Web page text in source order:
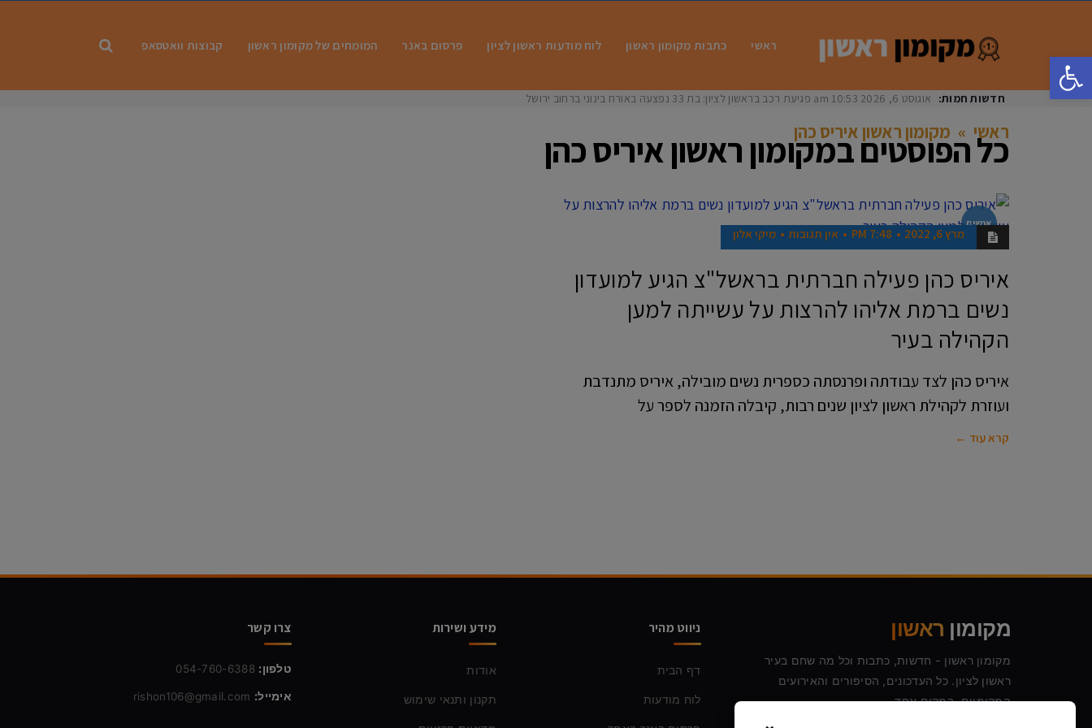
פתח סרגל נגישות
ראשי כתבות מקומון ראשון לוח מודעות ראשון לציון פרסום באנר המומחים של מקומון ראשון קבוצות וואטסאפ
חדשות חמות: אוגוסט 6, 2026 10:53 am פגיעת רכב בראשון לציון: בת 33 נפצעה באורח בינוני ברחוב ירושלים
ראשי » מקומון ראשון איריס כהן
כל הפוסטים במקומון ראשון איריס כהן
אנשים
מרץ 6, 2022 7:48 PM אין תגובות מיקי אלון
איריס כהן פעילה חברתית בראשל"צ הגיע למועדון
נשים ברמת אליהו להרצות על עשייתה למען
הקהילה בעיר
איריס כהן לצד עבודתה ופרנסתה כספרית נשים מובילה, איריס מתנדבת
ועוזרת לקהילת ראשון לציון שנים רבות, קיבלה הזמנה לספר על
קרא עוד ←
מקומון ראשון
מקומון ראשון - חדשות, כתבות וכל מה שחם בעיר
ראשון לציון. כל העדכונים, הסיפורים והאירועים
המקומיים, במקום אחד.
ניווט מהיר
דף הבית
לוח מודעות
מידע ושירות
אודות
תקנון ותנאי שימוש
צרו קשר
טלפון: 054-760-6388
אימייל: rishon106@gmail.com